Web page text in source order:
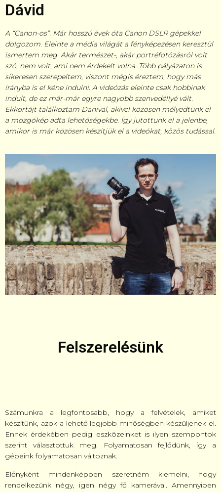
Dávid
A “Canon-os”. Már hosszú évek óta Canon DSLR gépekkel
dolgozom. Eleinte a média világát a fényképezésen keresztül
ismertem meg. Akár természet-, akár portréfotózásról volt
szó, nem volt, ami nem érdekelt volna. Több pályázaton is
sikeresen szerepeltem, viszont mégis éreztem, hogy más
irányba is el kéne indulni. A videózás eleinte csak hobbinak
indult, de ez már-már egyre nagyobb szenvedéllyé vált.
Ekkortájt találkoztam Danival, akivel közösen mélyedtünk el
a mozgókép adta lehetőségekbe. Így jutottunk el a jelenbe,
amikor is már közösen készítjük el a videókat, közös tudással.
Felszerelésünk
Számunkra a legfontosabb, hogy a felvételek, amiket
készítünk, azok a lehető legjobb minőségben készüljenek el.
Ennek érdekében pedig eszközeinket is ilyen szempontok
szerint választottuk meg.
Folyamatosan fejlődünk, így a
gépeink folyamatosan változnak.
Előnyként mindenképpen szeretném kiemelni, hogy
rendelkezünk négy, igen négy fő kamerával. Amennyiben